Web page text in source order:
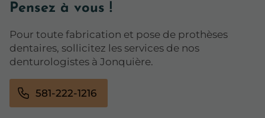
Pensez à vous !
Pour toute fabrication et pose de prothèses
dentaires, sollicitez les services de nos
denturologistes à Jonquière.
581-222-1216